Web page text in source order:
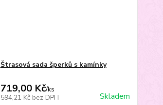
Štrasová sada šperků s kamínky
719,00 Kč/ks
594,21 Kč bez DPH
Skladem